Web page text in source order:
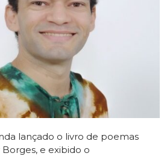
lançado o livro de poemas
Borges, e exibido o